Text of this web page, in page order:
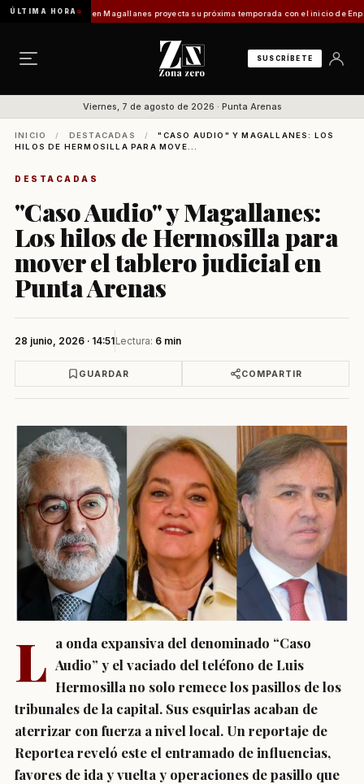
ÚLTIMA HORA
Turismo en Magallanes proyecta su próxima temporada con el inicio de Enprotur
SUSCRÍBETE
Viernes, 7 de agosto de 2026 · Punta Arenas
INICIO / DESTACADAS /
"CASO AUDIO" Y MAGALLANES: LOS
HILOS DE HERMOSILLA PARA MOVE...
DESTACADAS
"Caso Audio" y Magallanes:
Los hilos de Hermosilla para
mover el tablero judicial en
Punta Arenas
28 junio, 2026 · 14:51Lectura: 6 min
GUARDAR COMPARTIR
L a onda expansiva del denominado “Caso
Audio” y el vaciado del teléfono de Luis
Hermosilla no solo remece los pasillos de los
tribunales de la capital. Sus esquirlas acaban de
aterrizar con fuerza a nivel local. Un reportaje de
Reportea reveló este el entramado de influencias,
favores de ida y vuelta y operaciones de pasillo que